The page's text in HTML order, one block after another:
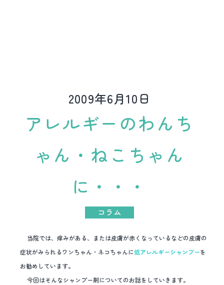
2009年6月10日
アレルギーのわんち
ゃん・ねこちゃん
に・・・
コラム
当院では、痒みがある、または皮膚が赤くなっているなどの皮膚の
症状がみられるワンちゃん・ネコちゃんに低アレルギーシャンプーを
お勧めしています。
今回はそんなシャンプー剤についてのお話をしていきます。